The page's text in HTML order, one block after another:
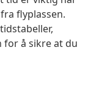
flyplassen.
å sikre at du